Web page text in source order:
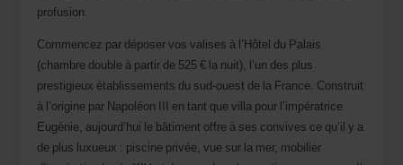
profusion.
Commencez par déposer vos valises à l’Hôtel du Palais
(chambre double à partir de 525 € la nuit), l’un des plus
prestigieux établissements du sud-ouest de la France. Construit
à l’origine par Napoléon III en tant que villa pour l’impératrice
Eugénie, aujourd’hui le bâtiment offre à ses convives ce qu’il y a
de plus luxueux : piscine privée, vue sur la mer, mobilier